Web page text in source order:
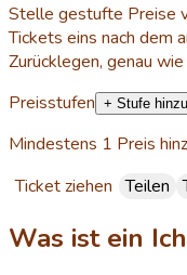
Stelle gestufte Preise
Tickets eins nach dem
Zurücklegen, genau
Preisstufen + Stufe
Mindestens 1 Preis
Ticket ziehen Teilen
Was ist ein